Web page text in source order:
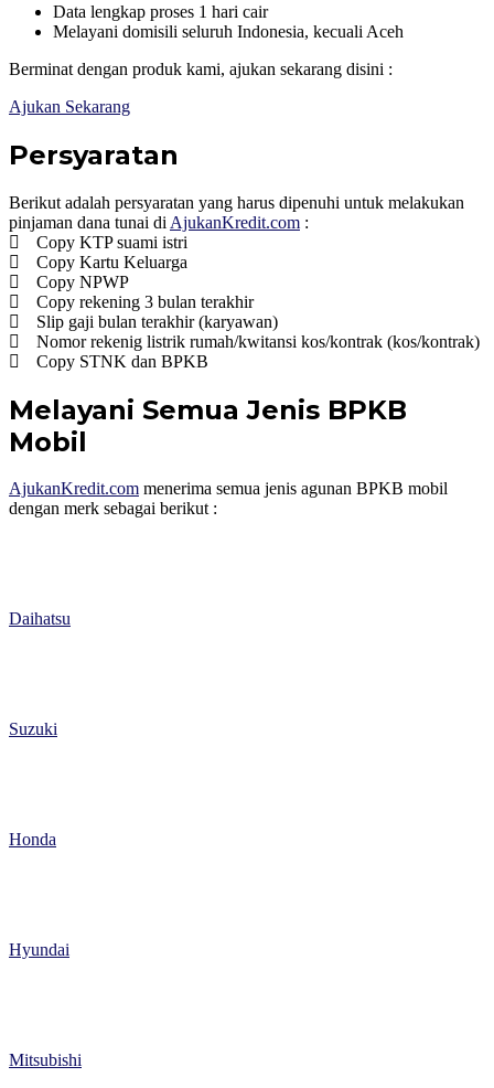
Data lengkap proses 1 hari cair
Melayani domisili seluruh Indonesia, kecuali Aceh
Berminat dengan produk kami, ajukan sekarang disini :
Ajukan Sekarang
Persyaratan
Berikut adalah persyaratan yang harus dipenuhi untuk melakukan
pinjaman dana tunai di AjukanKredit.com :
Copy KTP suami istri
Copy Kartu Keluarga
Copy NPWP
Copy rekening 3 bulan terakhir
Slip gaji bulan terakhir (karyawan)
Nomor rekenig listrik rumah/kwitansi kos/kontrak (kos/kontrak)
Copy STNK dan BPKB
Melayani Semua Jenis BPKB
Mobil
AjukanKredit.com menerima semua jenis agunan BPKB mobil
dengan merk sebagai berikut :
Daihatsu
Suzuki
Honda
Hyundai
Mitsubishi